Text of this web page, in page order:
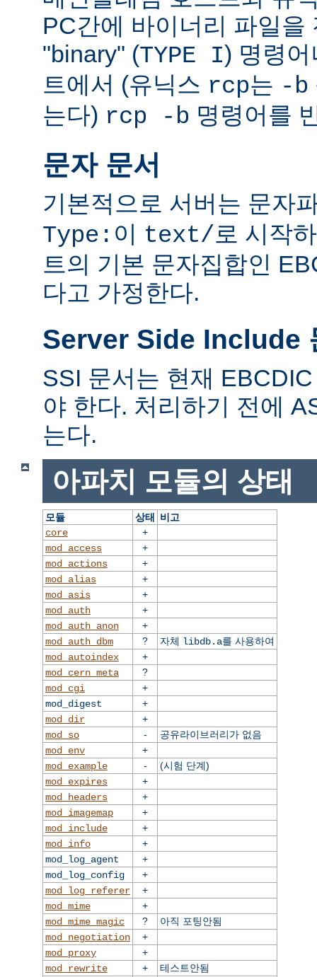
PC간에 바이너리 파일을
"binary" (TYPE I) 명령
트에서 (유닉스 rcp는 -b
는다) rcp -b 명령어를
문자 문서
기본적으로 서버는 문자
Type: 이 text/ 로 시작
트의 기본 문자집합인
다고 가정한다.
Server Side Include
SSI 문서는 현재
야 한다. 처리하기 전에
는다.
아파치 모듈의 상태
모듈 상태
비고
core
+
mod_access
+
mod_actions
+
mod_alias
+
mod_asis
+
mod_auth
+
mod_auth_anon
+
mod_auth_dbm
? 자체 libdb.a를 사용하여
mod_autoindex
+
mod_cern_meta
?
mod_cgi
+
mod_digest
+
mod_dir
+
mod_so
-
공유라이브러리가 없음
mod_env
+
mod_example
-
(시험 단계)
mod_expires
+
mod_headers
+
mod_imagemap
+
mod_include
+
mod_info
+
mod_log_agent
+
mod_log_config
+
mod_log_referer
+
mod_mime
+
mod_mime_magic
?
아직 포팅안됨
mod_negotiation
+
mod_proxy
+
mod_rewrite
+
테스트안됨